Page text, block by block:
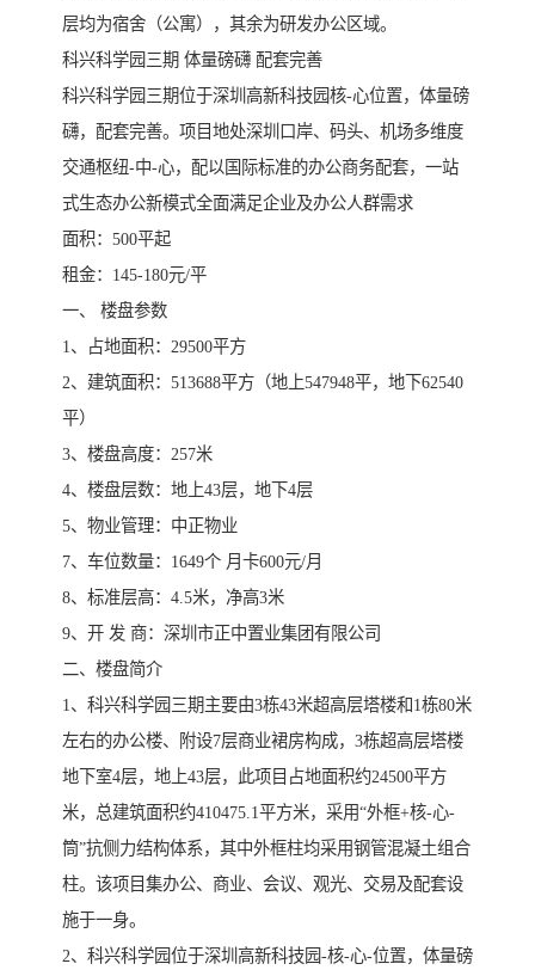
层均为宿舍（公寓），其余为研发办公区域。
科兴科学园三期 体量磅礴 配套完善
科兴科学园三期位于深圳高新科技园核-心位置，体量磅
礴，配套完善。项目地处深圳口岸、码头、机场多维度
交通枢纽-中-心，配以国际标准的办公商务配套，一站
式生态办公新模式全面满足企业及办公人群需求
面积：500平起
租金：145-180元/平
一、 楼盘参数
1、占地面积：29500平方
2、建筑面积：513688平方（地上547948平，地下62540
平）
3、楼盘高度：257米
4、楼盘层数：地上43层，地下4层
5、物业管理：中正物业
7、车位数量：1649个 月卡600元/月
8、标准层高：4.5米，净高3米
9、开 发 商：深圳市正中置业集团有限公司
二、楼盘简介
1、科兴科学园三期主要由3栋43米超高层塔楼和1栋80米
左右的办公楼、附设7层商业裙房构成，3栋超高层塔楼
地下室4层，地上43层，此项目占地面积约24500平方
米，总建筑面积约410475.1平方米，采用“外框+核-心-
筒”抗侧力结构体系，其中外框柱均采用钢管混凝土组合
柱。该项目集办公、商业、会议、观光、交易及配套设
施于一身。
2、科兴科学园位于深圳高新科技园-核-心-位置，体量磅